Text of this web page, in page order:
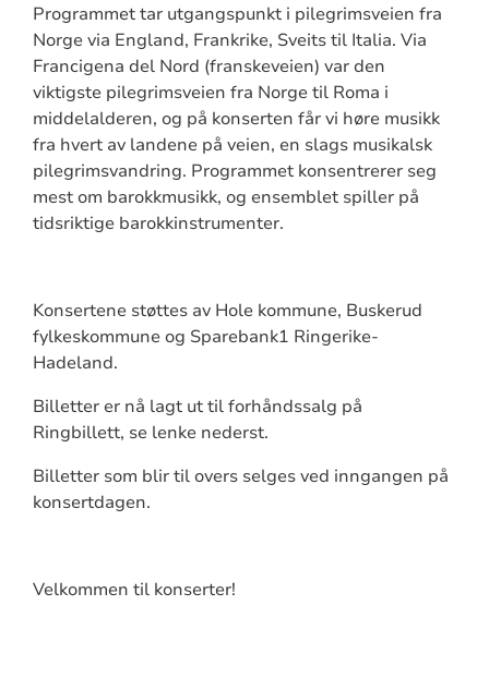
Programmet tar utgangspunkt i pilegrimsveien fra
Norge via England, Frankrike, Sveits til Italia. Via
Francigena del Nord (franskeveien) var den
viktigste pilegrimsveien fra Norge til Roma i
middelalderen, og på konserten får vi høre musikk
fra hvert av landene på veien, en slags musikalsk
pilegrimsvandring. Programmet konsentrerer seg
mest om barokkmusikk, og ensemblet spiller på
tidsriktige barokkinstrumenter.
Konsertene støttes av Hole kommune, Buskerud
fylkeskommune og Sparebank1 Ringerike-
Hadeland.
Billetter er nå lagt ut til forhåndssalg på
Ringbillett, se lenke nederst.
Billetter som blir til overs selges ved inngangen på
konsertdagen.
Velkommen til konserter!